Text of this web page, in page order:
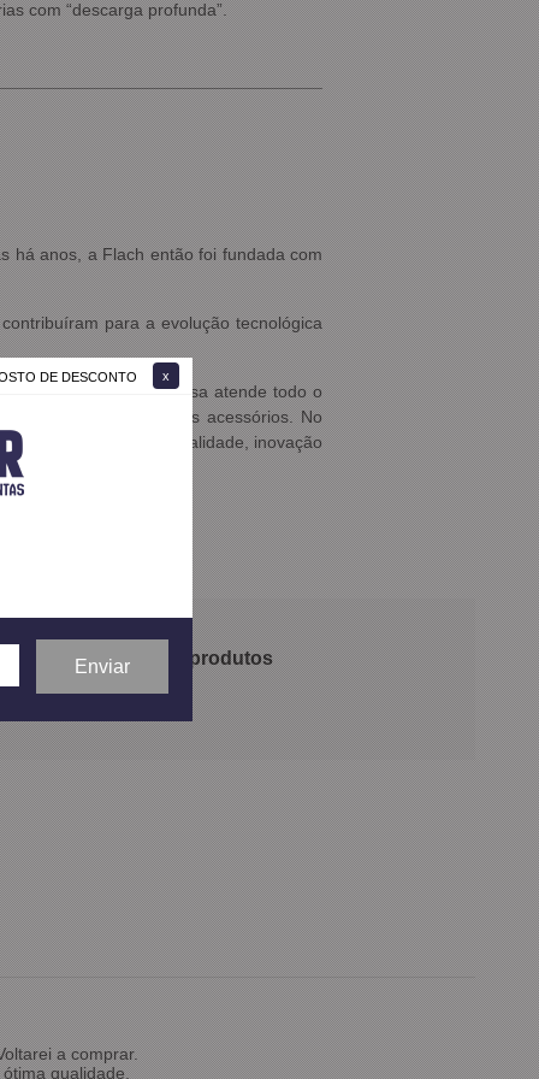
DE DESCONTO
com “descarga profunda”.
há anos, a Flach então foi fundada com
para a evolução tecnológica
Atualmente a empresa atende todo o
de bateria e outros acessórios. No
começou: ética, qualidade, inovação
nossos produtos
a comprar.
qualidade.